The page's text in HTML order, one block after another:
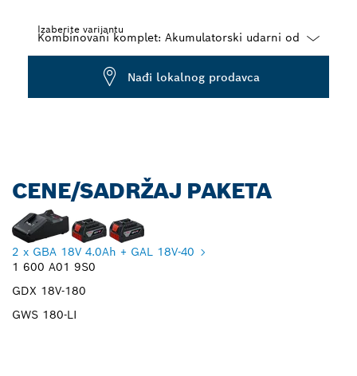
Izaberite varijantu
Nađi lokalnog prodavca
CENE/SADRŽAJ PAKETA
2 x GBA 18V 4.0Ah + GAL 18V-40
1 600 A01 9S0
GDX 18V-180
GWS 180-LI